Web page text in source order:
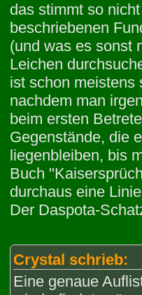
das stimmt so
beschriebenen
(und was es sonst
Leichen
ist schon meistens
nachdem man
beim ersten
Gegenstände, die
liegenbleiben, bis
Buch
durchaus eine
Der Daspota-
Crystal schrieb:
Eine genaue